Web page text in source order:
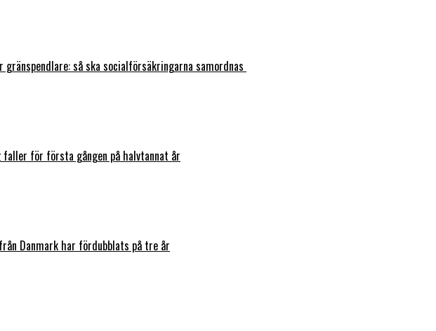
gränspendlare: så ska socialförsäkringarna samordnas
faller för första gången på halvtannat år
Danmark har fördubblats på tre år